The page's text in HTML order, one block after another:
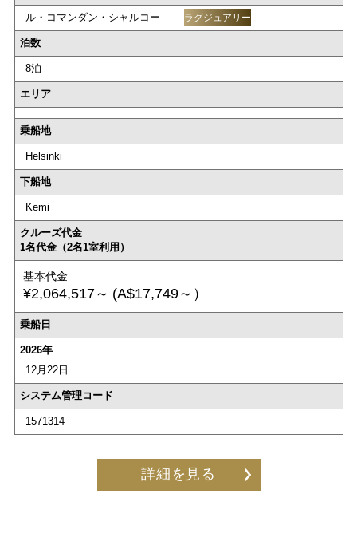
ル・コマンダン・シャルコー ラグジュアリー
泊数
8泊
エリア
乗船地
Helsinki
下船地
Kemi
クルーズ代金
1名代金（2名1室利用）
基本代金
¥2,064,517～ (A$17,749～）
乗船日
2026年
12月22日
システム管理コード
1571314
詳細を見る